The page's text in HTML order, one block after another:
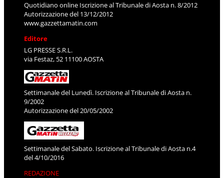
Quotidiano online Iscrizione al Tribunale di Aosta n. 8/2012
Autorizzazione del 13/12/2012
www.gazzettamatin.com
Editore
LG PRESSE S.R.L.
via Festaz, 52 11100 AOSTA
Settimanale del Lunedì. Iscrizione al Tribunale di Aosta n.
9/2002
Autorizzazione del 20/05/2002
Settimanale del Sabato. Iscrizione al Tribunale di Aosta n.4
del 4/10/2016
REDAZIONE